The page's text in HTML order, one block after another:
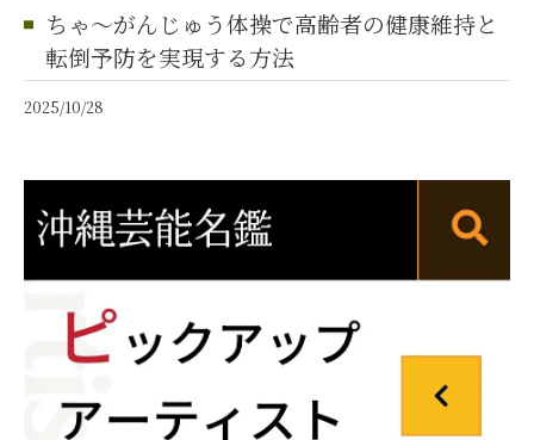
ちゃ～がんじゅう体操で高齢者の健康維持と
転倒予防を実現する方法
2025/10/28